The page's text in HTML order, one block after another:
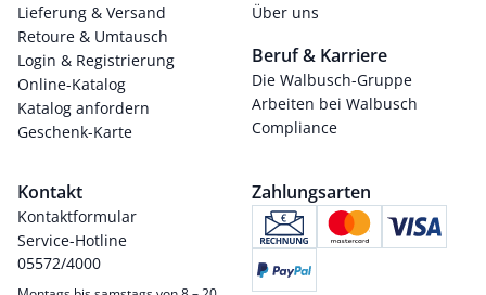
Lieferung & Versand
Retoure & Umtausch
Login & Registrierung
Online-Katalog
Katalog anfordern
Geschenk-Karte
Über uns
Beruf & Karriere
Die Walbusch-Gruppe
Arbeiten bei Walbusch
Compliance
Kontakt
Kontaktformular
Service-Hotline
05572/4000
Zahlungsarten